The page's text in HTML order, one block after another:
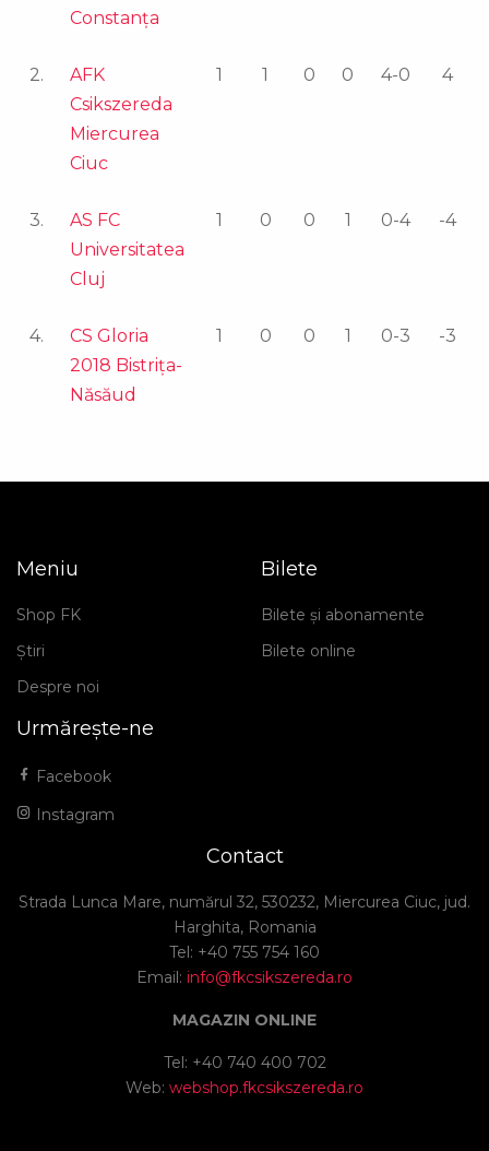
Constanţa
2.
AFK
Csikszereda
Miercurea
Ciuc
1 1 0 0 4-0 4
3.
AS FC
Universitatea
Cluj
1 0 0 1 0-4 -4
4.
CS Gloria
2018 Bistriţa-
Năsăud
1 0 0 1 0-3 -3
Meniu
Shop FK
Știri
Despre noi
Bilete
Bilete și abonamente
Bilete online
Urmărește-ne
Facebook
Instagram
Contact
Strada Lunca Mare, numărul 32, 530232, Miercurea Ciuc, jud.
Harghita, Romania
Tel: +40 755 754 160
Email: info@fkcsikszereda.ro
MAGAZIN ONLINE
Tel: +40 740 400 702
Web: webshop.fkcsikszereda.ro